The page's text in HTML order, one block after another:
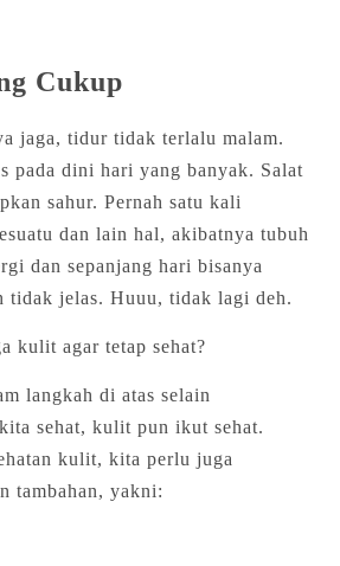
Cukup
jaga, tidur tidak terlalu malam.
pada dini hari yang banyak. Salat
sahur. Pernah satu kali
dan lain hal, akibatnya tubuh
dan sepanjang hari bisanya
tidak jelas. Huuu, tidak lagi deh.
kulit agar tetap sehat?
langkah di atas selain
sehat, kulit pun ikut sehat.
kulit, kita perlu juga
tambahan, yakni: